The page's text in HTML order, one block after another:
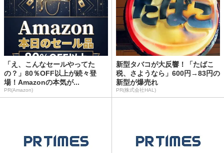
「え、こんなセールやってた
の？」80％OFF以上が続々登
場！Amazonの本気が...
PR(Amazon)
新型タバコが大反響！「たばこ
税、さようなら」600円→83円の
新型が爆売れ
PR(株式会社HAL)